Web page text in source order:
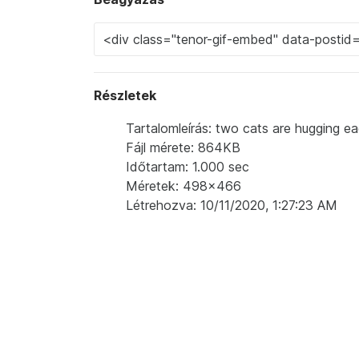
Részletek
Tartalomleírás: two cats are hugging
Fájl mérete: 864KB
Időtartam: 1.000 sec
Méretek: 498x466
Létrehozva: 10/11/2020, 1:27:23 AM